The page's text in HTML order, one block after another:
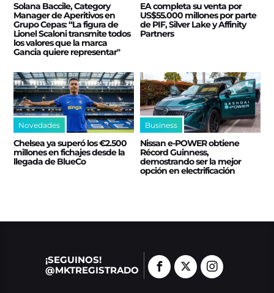
Solana Baccile, Category
Manager de Aperitivos en
Grupo Cepas: “La figura de
Lionel Scaloni transmite todos
los valores que la marca
Gancia quiere representar"
EA completa su venta por
US$55.000 millones por parte
de PIF, Silver Lake y Affinity
Partners
Novedades
Chelsea ya superó los €2.500
millones en fichajes desde la
llegada de BlueCo
Business
Nissan e‑POWER obtiene
Récord Guinness,
demostrando ser la mejor
opción en electrificación
¡SEGUINOS!
@MKTREGISTRADO